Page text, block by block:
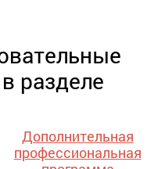
разделе
Дополнительная
профессиональная